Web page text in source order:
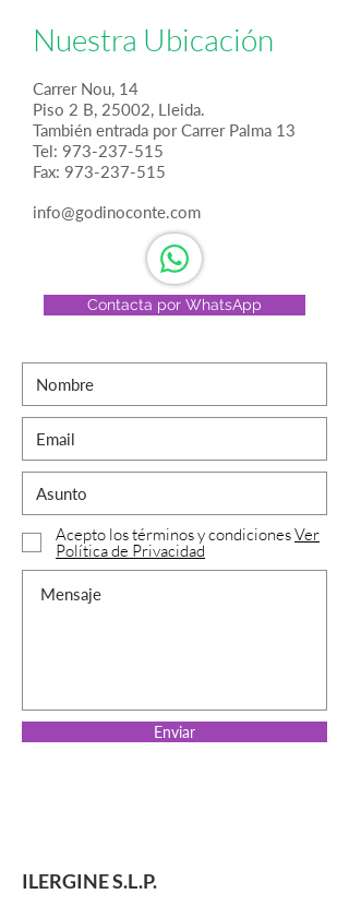
Nuestra Ubicación
Carrer Nou, 14
Piso 2 B, 25002, Lleida.
También entrada por Carrer Palma 13
Tel: 973-237-515
Fax: 973-237-515
info@godinoconte.com
Contacta por WhatsApp
Acepto los términos y condicionesVer
Política de Privacidad
Enviar
ILERGINE S.L.P.